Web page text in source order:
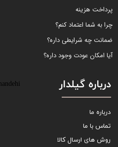
پرداخت هزینه
چرا به شما اعتماد کنم؟
ضمانت چه شرایطی داره؟
آیا امکان عودت وجود داره؟
درباره گیلدار
درباره ما
تماس با ما
روش های ارسال کالا